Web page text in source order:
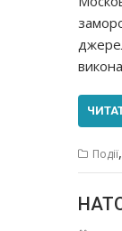
Події,